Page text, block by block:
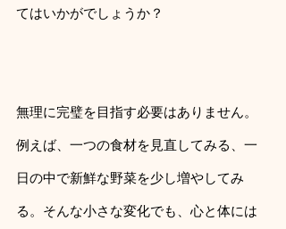
てはいかがでしょうか？
無理に完璧を目指す必要はありません。
例えば、一つの食材を見直してみる、一
日の中で新鮮な野菜を少し増やしてみ
る。そんな小さな変化でも、心と体には